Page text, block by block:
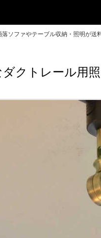
ソファやテーブル収納・照明が送
クトレール用